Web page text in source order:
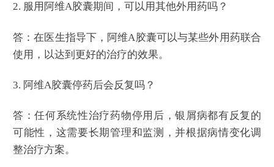
2. 服用阿维A胶囊期间，可以用其他外用药吗？
答：在医生指导下，阿维A胶囊可以与某些外用药联合
使用，以达到更好的治疗的效果。
3. 阿维A胶囊停药后会反复吗？
答：任何系统性治疗药物停用后，银屑病都有反复的
可能性，这需要长期管理和监测，并根据病情变化调
整治疗方案。